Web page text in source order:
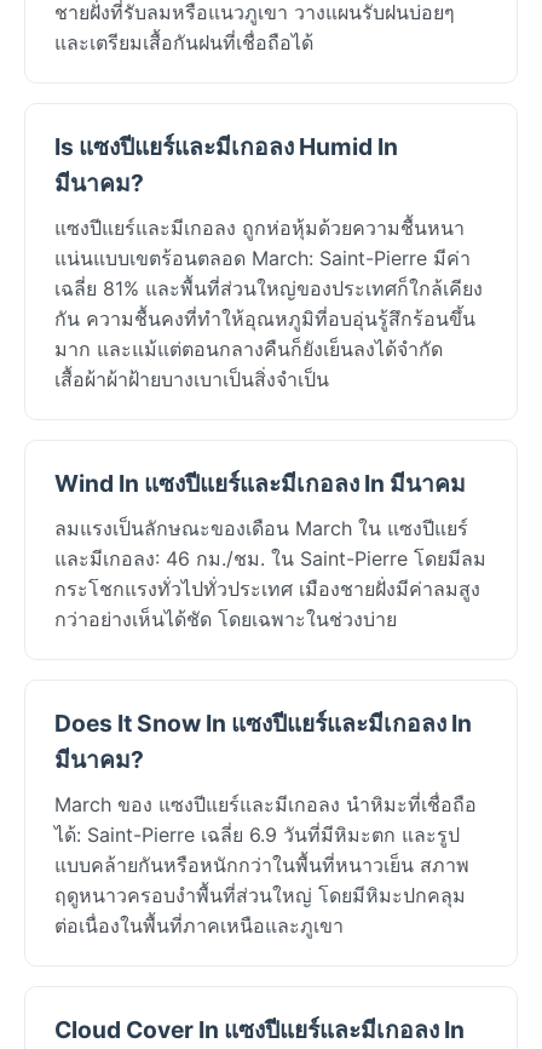
ชายฝั่งที่รับลมหรือแนวภูเขา วางแผนรับฝนบ่อยๆ
และเตรียมเสื้อกันฝนที่เชื่อถือได้
Is แซงปีแยร์และมีเกอลง Humid In
มีนาคม?
แซงปีแยร์และมีเกอลง ถูกห่อหุ้มด้วยความชื้นหนา
แน่นแบบเขตร้อนตลอด March: Saint-Pierre มีค่า
เฉลี่ย 81% และพื้นที่ส่วนใหญ่ของประเทศก็ใกล้เคียง
กัน ความชื้นคงที่ทำให้อุณหภูมิที่อบอุ่นรู้สึกร้อนขึ้น
มาก และแม้แต่ตอนกลางคืนก็ยังเย็นลงได้จำกัด
เสื้อผ้าผ้าฝ้ายบางเบาเป็นสิ่งจำเป็น
Wind In แซงปีแยร์และมีเกอลง In มีนาคม
ลมแรงเป็นลักษณะของเดือน March ใน แซงปีแยร์
และมีเกอลง: 46 กม./ชม. ใน Saint-Pierre โดยมีลม
กระโชกแรงทั่วไปทั่วประเทศ เมืองชายฝั่งมีค่าลมสูง
กว่าอย่างเห็นได้ชัด โดยเฉพาะในช่วงบ่าย
Does It Snow In แซงปีแยร์และมีเกอลง In
มีนาคม?
March ของ แซงปีแยร์และมีเกอลง นำหิมะที่เชื่อถือ
ได้: Saint-Pierre เฉลี่ย 6.9 วันที่มีหิมะตก และรูป
แบบคล้ายกันหรือหนักกว่าในพื้นที่หนาวเย็น สภาพ
ฤดูหนาวครอบงำพื้นที่ส่วนใหญ่ โดยมีหิมะปกคลุม
ต่อเนื่องในพื้นที่ภาคเหนือและภูเขา
Cloud Cover In แซงปีแยร์และมีเกอลง In